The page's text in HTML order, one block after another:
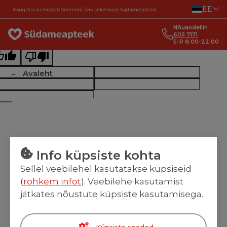
EE
Nõuandeliin
605 7171
E-P 8.00-22.00
Avaleht
text
this translation
feedback will be used to help improve Google Translate
Info küpsiste kohta
Sellel veebilehel kasutatakse küpsiseid
(rohkem infot). Veebilehe kasutamist
jätkates nõustute küpsiste kasutamisega.